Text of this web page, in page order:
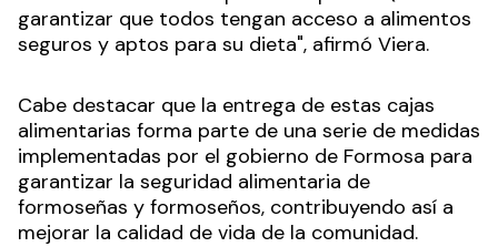
garantizar que todos tengan acceso a alimentos
seguros y aptos para su dieta", afirmó Viera.
Cabe destacar que la entrega de estas cajas
alimentarias forma parte de una serie de medidas
implementadas por el gobierno de Formosa para
garantizar la seguridad alimentaria de
formoseñas y formoseños, contribuyendo así a
mejorar la calidad de vida de la comunidad.